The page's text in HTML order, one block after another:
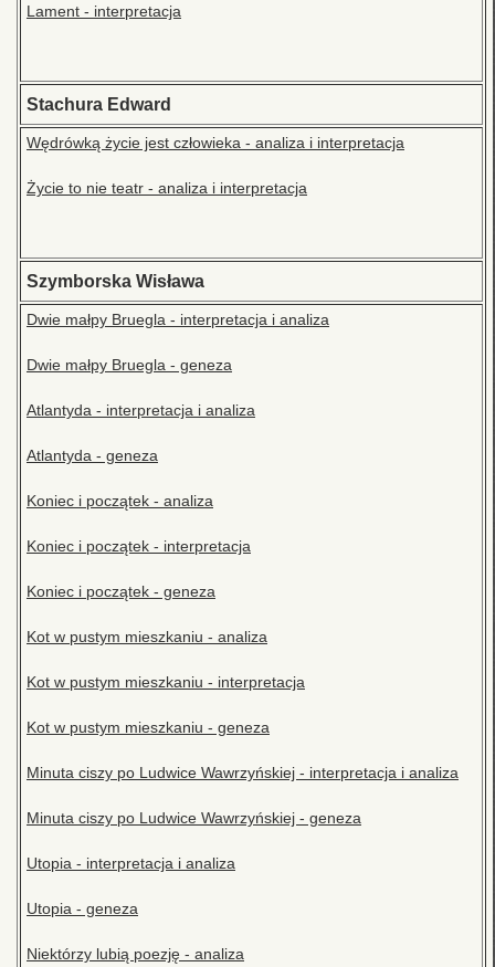
Lament - interpretacja
Stachura Edward
Wędrówką życie jest człowieka - analiza i interpretacja
Życie to nie teatr - analiza i interpretacja
Szymborska Wisława
Dwie małpy Bruegla - interpretacja i analiza
Dwie małpy Bruegla - geneza
Atlantyda - interpretacja i analiza
Atlantyda - geneza
Koniec i początek - analiza
Koniec i początek - interpretacja
Koniec i początek - geneza
Kot w pustym mieszkaniu - analiza
Kot w pustym mieszkaniu - interpretacja
Kot w pustym mieszkaniu - geneza
Minuta ciszy po Ludwice Wawrzyńskiej - interpretacja i analiza
Minuta ciszy po Ludwice Wawrzyńskiej - geneza
Utopia - interpretacja i analiza
Utopia - geneza
Niektórzy lubią poezję - analiza